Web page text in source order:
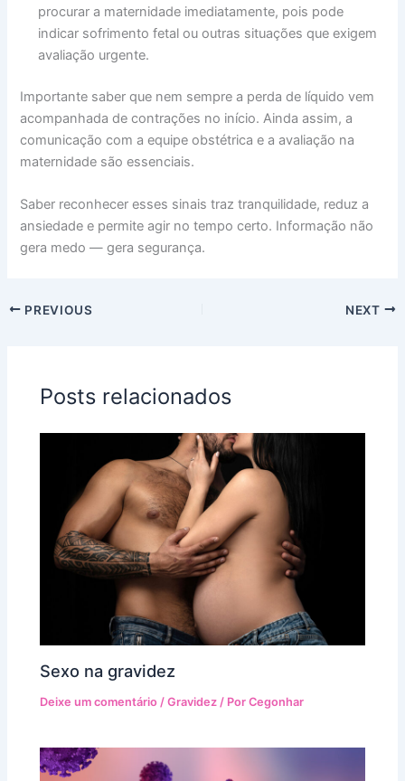
procurar a maternidade imediatamente, pois pode
indicar sofrimento fetal ou outras situações que exigem
avaliação urgente.
Importante saber que nem sempre a perda de líquido vem
acompanhada de contrações no início. Ainda assim, a
comunicação com a equipe obstétrica e a avaliação na
maternidade são essenciais.
Saber reconhecer esses sinais traz tranquilidade, reduz a
ansiedade e permite agir no tempo certo. Informação não
gera medo — gera segurança.
PREVIOUS NEXT
Posts relacionados
Sexo na gravidez
Deixe um comentário /Gravidez / PorCegonhar